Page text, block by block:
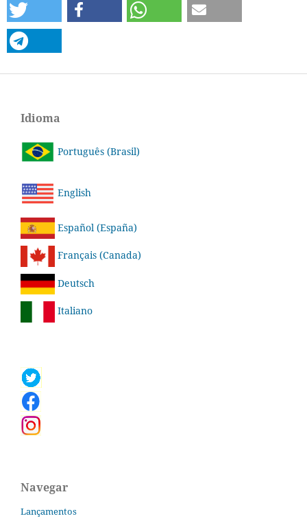
Idioma
Português (Brasil)
English
Español (España)
Français (Canada)
Deutsch
Italiano
Navegar
Lançamentos